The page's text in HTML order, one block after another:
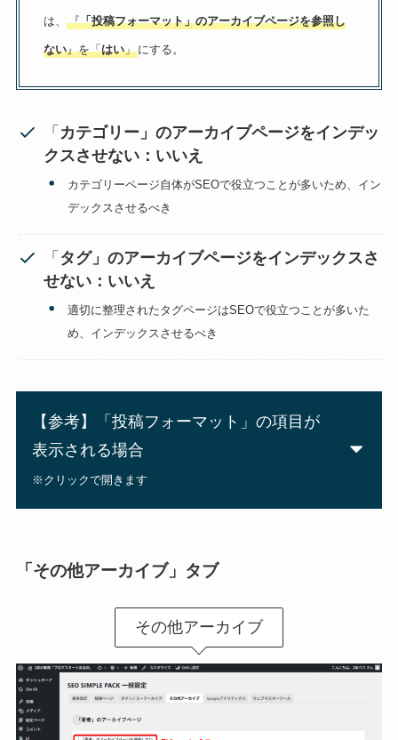
は、 『「投稿フォーマット」のアーカイブページを参照し
ない』を「はい」にする。
「 カテゴリー」のアーカイブページをインデッ
クスさせない：いいえ
カテゴリーページ自体がSEOで役立つことが多いため、イン
デックスさせるべき
「 タグ」のアーカイブページをインデックスさ
せない：いいえ
適切に整理されたタグページはSEOで役立つことが多いた
め、インデックスさせるべき
【参考】「投稿フォーマット」の項目が
表示される場合
※クリックで開きます
「その他アーカイブ」タブ
その他アーカイブ